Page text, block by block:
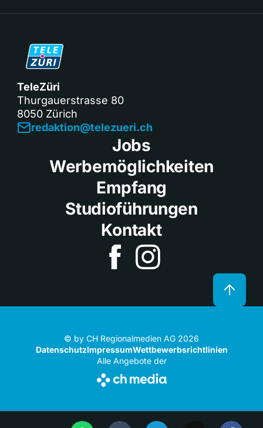
TeleZüri
Thurgauerstrasse 80
8050 Zürich
redaktion@telezueri.ch
Jobs
Werbemöglichkeiten
Empfang
Studioführungen
Kontakt
© by CH Regionalmedien AG 2026
DatenschutzImpressumWettbewerbsrichtlinien
Alle Angebote der